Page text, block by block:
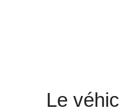
Le